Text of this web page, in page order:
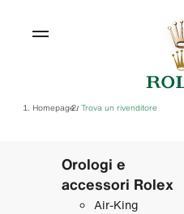
Homepage/ Trova un rivenditore
Orologi e
accessori Rolex
Air‑King